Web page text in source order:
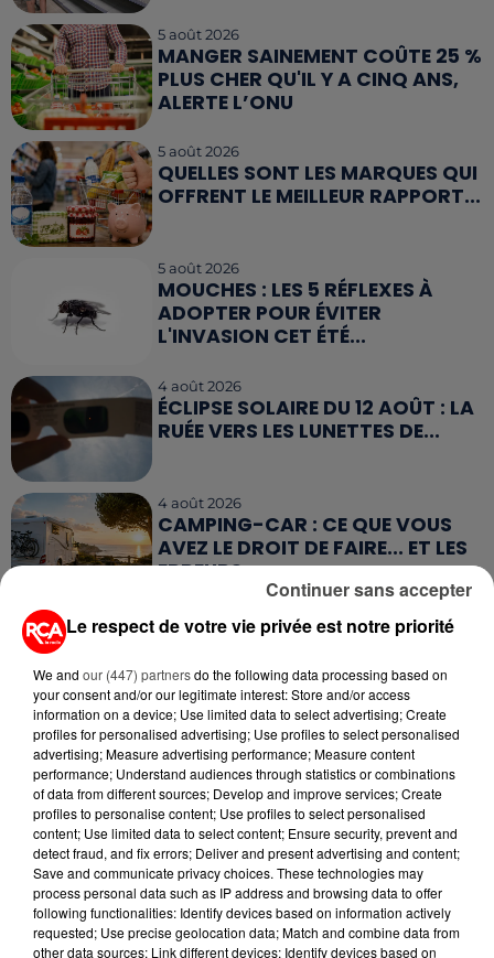
5 août 2026
MANGER SAINEMENT COÛTE 25 %
PLUS CHER QU'IL Y A CINQ ANS,
ALERTE L’ONU
5 août 2026
QUELLES SONT LES MARQUES QUI
OFFRENT LE MEILLEUR RAPPORT...
5 août 2026
MOUCHES : LES 5 RÉFLEXES À
ADOPTER POUR ÉVITER
L'INVASION CET ÉTÉ...
4 août 2026
ÉCLIPSE SOLAIRE DU 12 AOÛT : LA
RUÉE VERS LES LUNETTES DE...
4 août 2026
CAMPING-CAR : CE QUE VOUS
AVEZ LE DROIT DE FAIRE... ET LES
ERREURS...
RETROUVEZ TOUTE L'ACTU DE LA RÉGION ET
RECEVEZ LES ALERTES INFOS DE LA RÉDACTION
EN TÉLÉCHARGEANT L'APPLICATION MOBILE
RCA
LA RÉDACTION
RCA
Voir toute l'équipe RCA
Le respect de votre vie privée est notre priorité
We and our (447) partnersdo the following data processing based on
your consent and/or our legitimate interest: Store and/or access
information on a device; Use limited data to select advertising; Create
profiles for personalised advertising; Use profiles to select personalised
advertising; Measure advertising performance; Measure content
performance; Understand audiences through statistics or combinations
of data from different sources; Develop and improve services; Create
profiles to personalise content; Use profiles to select personalised
content; Use limited data to select content; Ensure security, prevent and
detect fraud, and fix errors; Deliver and present advertising and content;
Save and communicate privacy choices. These technologies may
process personal data such as IP address and browsing data to offer
following functionalities: Identify devices based on information actively
requested; Use precise geolocation data; Match and combine data from
other data sources; Link different devices; Identify devices based on
Continuer sans accepter